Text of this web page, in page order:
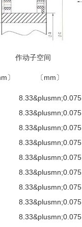
作动子空间
〕 〔mm〕
8.33&plusmn;0.075
8.33&plusmn;0.075
8.33&plusmn;0.075
8.33&plusmn;0.075
8.33&plusmn;0.075
8.33&plusmn;0.075
8.33&plusmn;0.075
8.33&plusmn;0.075
8.33&plusmn;0.075